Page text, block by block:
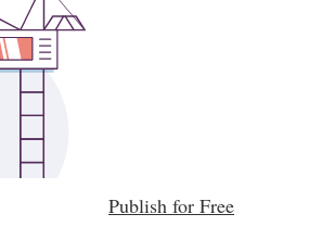
Publish for Free